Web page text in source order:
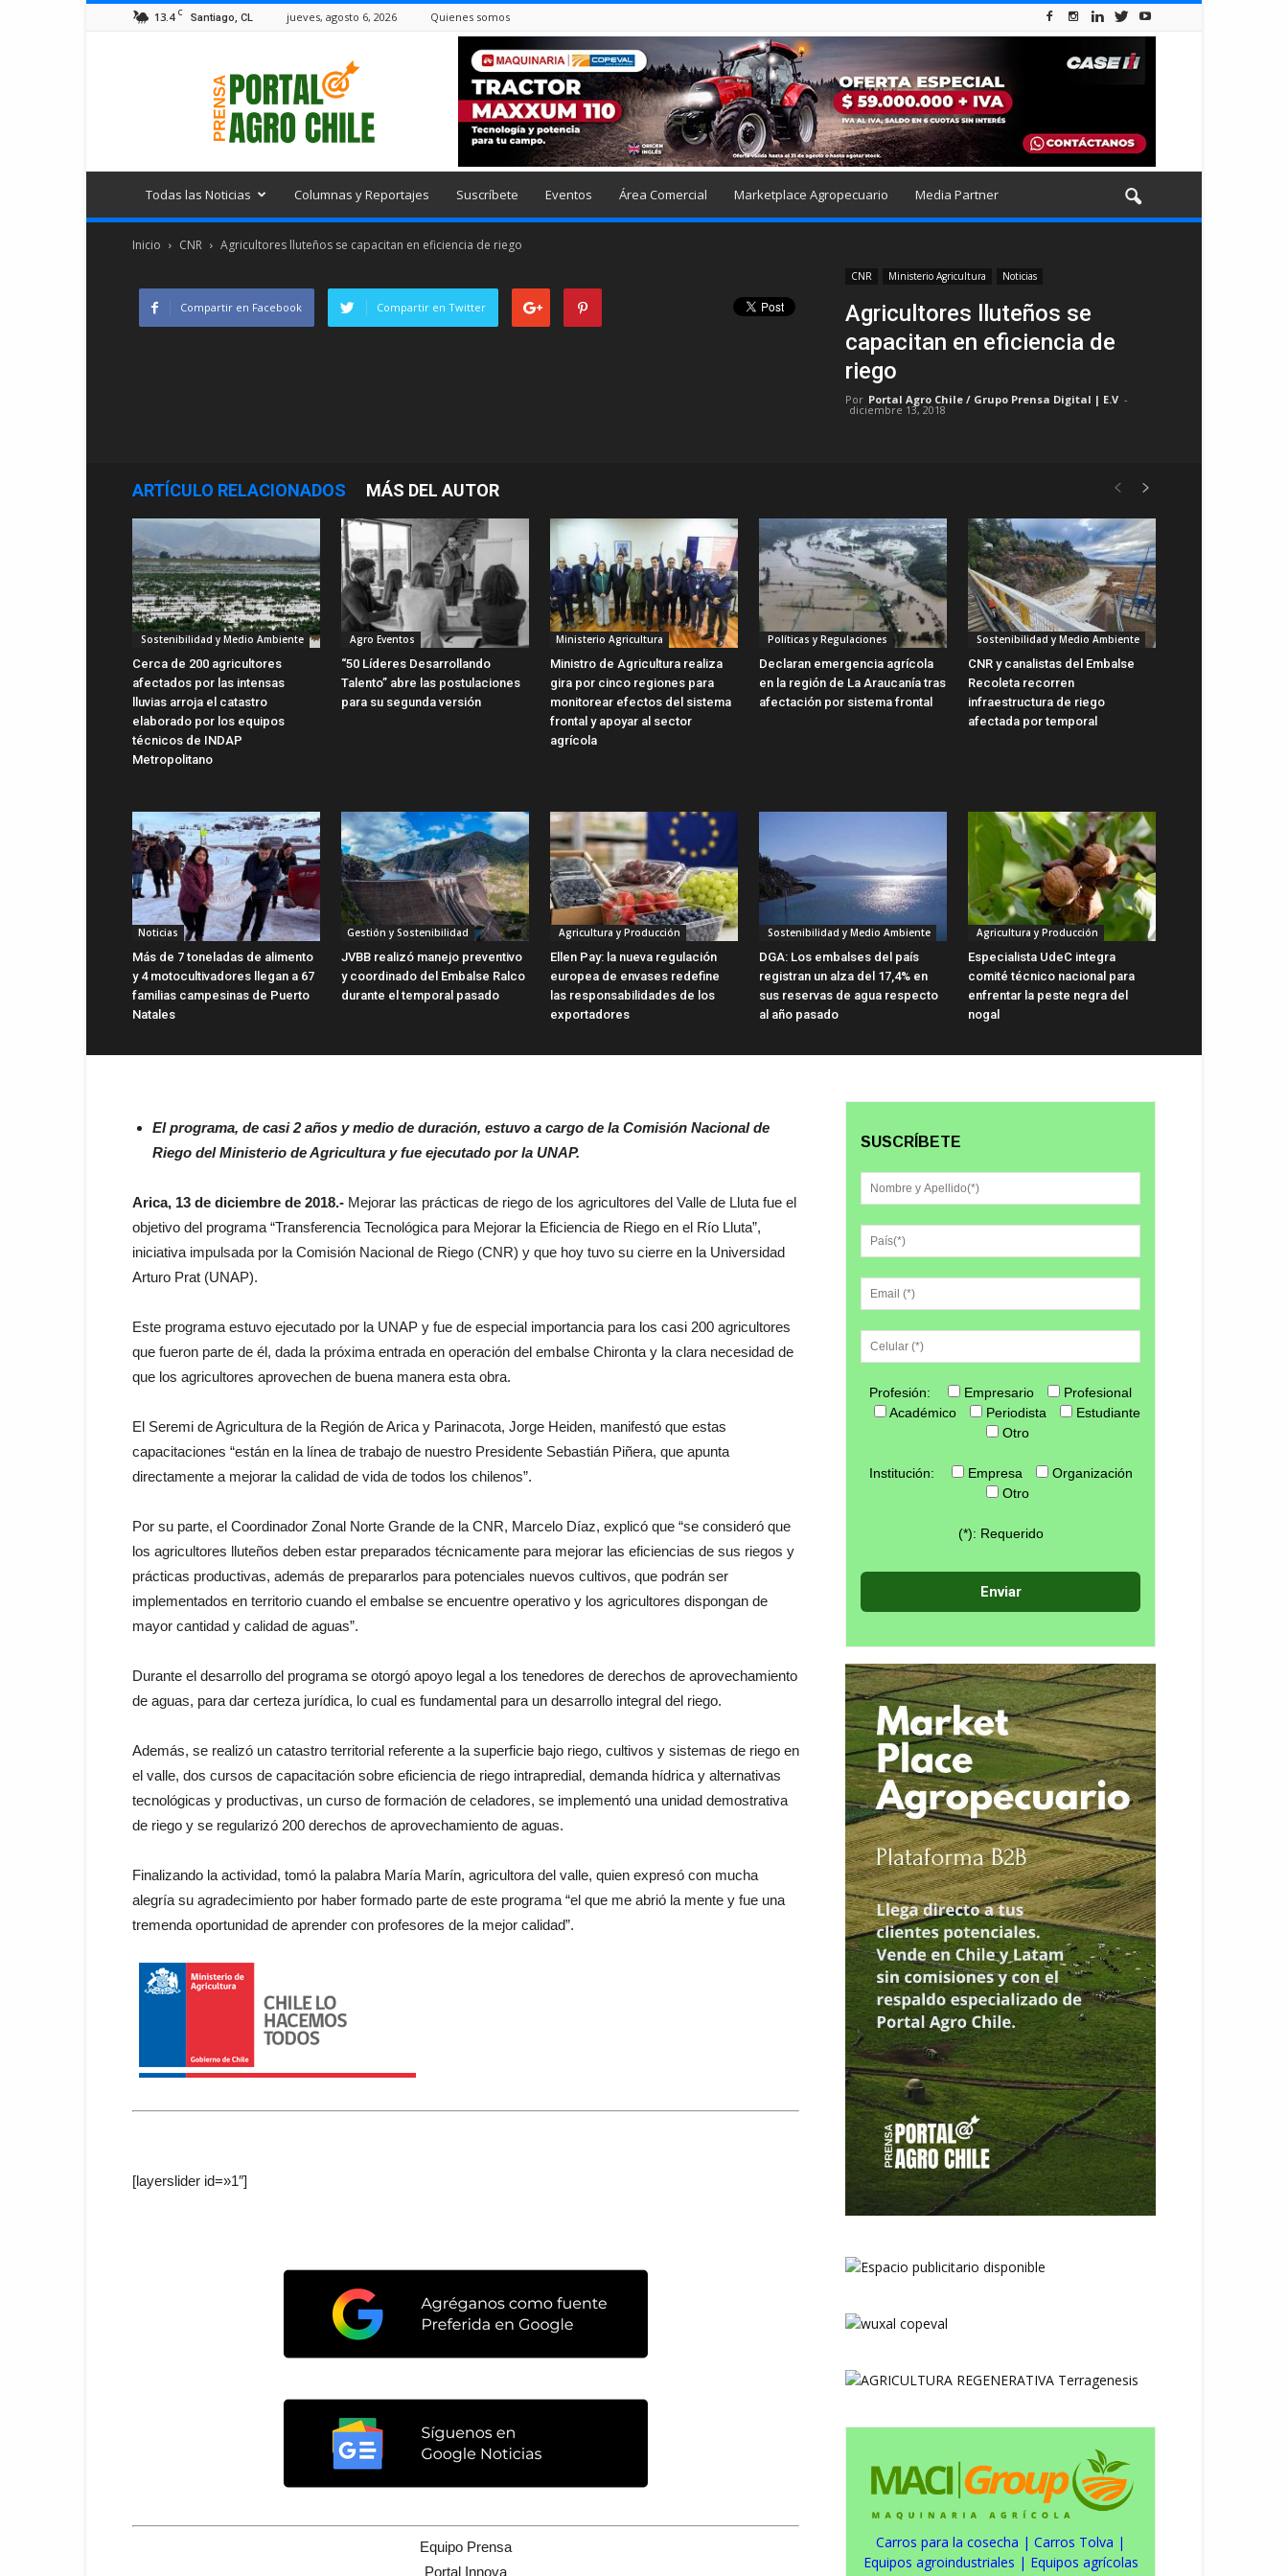
13.4 C Santiago, CL jueves, agosto 6, 2026 Quienes somos
Todas las Noticias Columnas y Reportajes Suscríbete Eventos Área Comercial Marketplace Agropecuario Media Partner
Inicio CNR Agricultores lluteños se capacitan en eficiencia de riego
CNR Ministerio Agricultura Noticias
Agricultores lluteños se
capacitan en eficiencia de
riego
Por Portal Agro Chile / Grupo Prensa Digital | E.V -
diciembre 13, 2018
Compartir en Facebook Compartir en Twitter
ARTÍCULO RELACIONADOS MÁS DEL AUTOR
Sostenibilidad y Medio Ambiente
Cerca de 200 agricultores
afectados por las intensas
lluvias arroja el catastro
elaborado por los equipos
técnicos de INDAP
Metropolitano
Agro Eventos
“50 Líderes Desarrollando
Talento” abre las postulaciones
para su segunda versión
Ministerio Agricultura
Ministro de Agricultura realiza
gira por cinco regiones para
monitorear efectos del sistema
frontal y apoyar al sector
agrícola
Políticas y Regulaciones
Declaran emergencia agrícola
en la región de La Araucanía tras
afectación por sistema frontal
Sostenibilidad y Medio Ambiente
CNR y canalistas del Embalse
Recoleta recorren
infraestructura de riego
afectada por temporal
Noticias
Más de 7 toneladas de alimento
y 4 motocultivadores llegan a 67
familias campesinas de Puerto
Natales
Gestión y Sostenibilidad
JVBB realizó manejo preventivo
y coordinado del Embalse Ralco
durante el temporal pasado
Agricultura y Producción
Ellen Pay: la nueva regulación
europea de envases redefine
las responsabilidades de los
exportadores
Sostenibilidad y Medio Ambiente
DGA: Los embalses del país
registran un alza del 17,4% en
sus reservas de agua respecto
al año pasado
Agricultura y Producción
Especialista UdeC integra
comité técnico nacional para
enfrentar la peste negra del
nogal
El programa, de casi 2 años y medio de duración, estuvo a cargo de la Comisión Nacional de
Riego del Ministerio de Agricultura y fue ejecutado por la UNAP.
Arica, 13 de diciembre de 2018.- Mejorar las prácticas de riego de los agricultores del Valle de Lluta fue el
objetivo del programa “Transferencia Tecnológica para Mejorar la Eficiencia de Riego en el Río Lluta”,
iniciativa impulsada por la Comisión Nacional de Riego (CNR) y que hoy tuvo su cierre en la Universidad
Arturo Prat (UNAP).
Este programa estuvo ejecutado por la UNAP y fue de especial importancia para los casi 200 agricultores
que fueron parte de él, dada la próxima entrada en operación del embalse Chironta y la clara necesidad de
que los agricultores aprovechen de buena manera esta obra.
El Seremi de Agricultura de la Región de Arica y Parinacota, Jorge Heiden, manifestó que estas
capacitaciones “están en la línea de trabajo de nuestro Presidente Sebastián Piñera, que apunta
directamente a mejorar la calidad de vida de todos los chilenos”.
Por su parte, el Coordinador Zonal Norte Grande de la CNR, Marcelo Díaz, explicó que “se consideró que
los agricultores lluteños deben estar preparados técnicamente para mejorar las eficiencias de sus riegos y
prácticas productivas, además de prepararlos para potenciales nuevos cultivos, que podrán ser
implementados en territorio cuando el embalse se encuentre operativo y los agricultores dispongan de
mayor cantidad y calidad de aguas”.
Durante el desarrollo del programa se otorgó apoyo legal a los tenedores de derechos de aprovechamiento
de aguas, para dar certeza jurídica, lo cual es fundamental para un desarrollo integral del riego.
Además, se realizó un catastro territorial referente a la superficie bajo riego, cultivos y sistemas de riego en
el valle, dos cursos de capacitación sobre eficiencia de riego intrapredial, demanda hídrica y alternativas
tecnológicas y productivas, un curso de formación de celadores, se implementó una unidad demostrativa
de riego y se regularizó 200 derechos de aprovechamiento de aguas.
Finalizando la actividad, tomó la palabra María Marín, agricultora del valle, quien expresó con mucha
alegría su agradecimiento por haber formado parte de este programa “el que me abrió la mente y fue una
tremenda oportunidad de aprender con profesores de la mejor calidad”.
[layerslider id=»1″]
Equipo Prensa
Portal Innova
SUSCRÍBETE
Profesión: Empresario
Profesional
Académico
Periodista
Estudiante
Otro
Institución: Empresa
Organización
Otro
(*): Requerido
Carros para la cosecha | Carros Tolva |
Equipos agroindustriales | Equipos agrícolas